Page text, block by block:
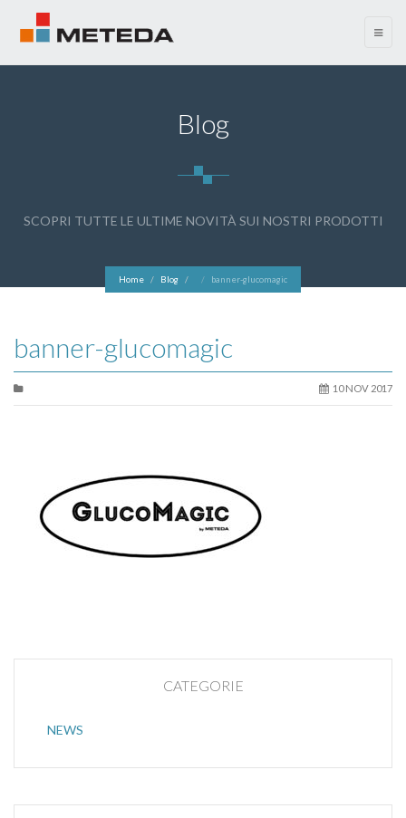
menu
Blog
SCOPRI TUTTE LE ULTIME NOVITÀ SUI NOSTRI PRODOTTI
Home Blog banner-glucomagic
banner-glucomagic
10 NOV 2017
CATEGORIE
NEWS